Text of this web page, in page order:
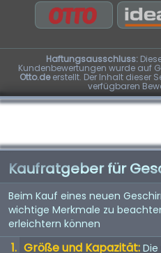
Haftungsausschluss:
Kundenbewertungen wurde auf
Otto.deerstellt. Der Inhalt dieser
verfügbaren
Kaufratgeber für
Beim Kauf eines neuen
wichtige Merkmale zu
erleichtern können
Größe und Kapazität: